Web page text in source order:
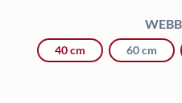
40 cm 60 cm